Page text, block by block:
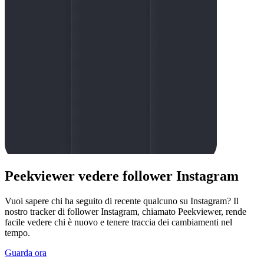
Peekviewer vedere follower Instagram
Vuoi sapere chi ha seguito di recente qualcuno su Instagram? Il
nostro tracker di follower Instagram, chiamato Peekviewer, rende
facile vedere chi è nuovo e tenere traccia dei cambiamenti nel
tempo.
Guarda ora